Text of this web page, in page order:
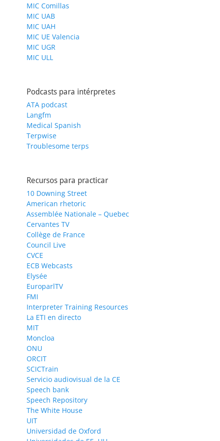
MIC Comillas
MIC UAB
MIC UAH
MIC UE Valencia
MIC UGR
MIC ULL
Podcasts para intérpretes
ATA podcast
Langfm
Medical Spanish
Terpwise
Troublesome terps
Recursos para practicar
10 Downing Street
American rhetoric
Assemblée Nationale – Quebec
Cervantes TV
Collège de France
Council Live
CVCE
ECB Webcasts
Elysée
EuroparlTV
FMI
Interpreter Training Resources
La ETI en directo
MIT
Moncloa
ONU
ORCIT
SCICTrain
Servicio audiovisual de la CE
Speech bank
Speech Repository
The White House
UIT
Universidad de Oxford